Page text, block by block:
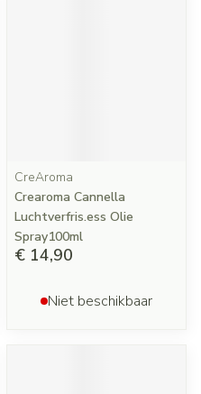
CreAroma
Crearoma Cannella
Luchtverfris.ess Olie
Spray100ml
€ 14,90
Niet beschikbaar